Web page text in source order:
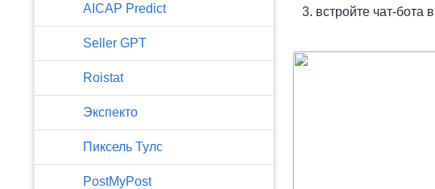
AICAP Predict
Seller GPT
Roistat
Экспекто
Пиксель Тулс
PostMyPost
встройте чат-бота